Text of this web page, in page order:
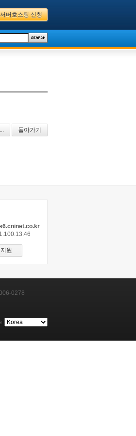
서버호스팅 신청
돌아가기
원
0278